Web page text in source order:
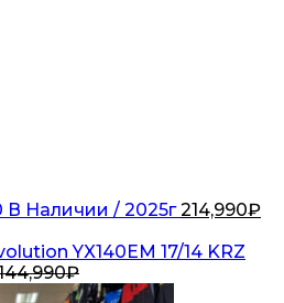
В Наличии / 2025г 214,990₽
YX140EM 17/14 KRZ
₽